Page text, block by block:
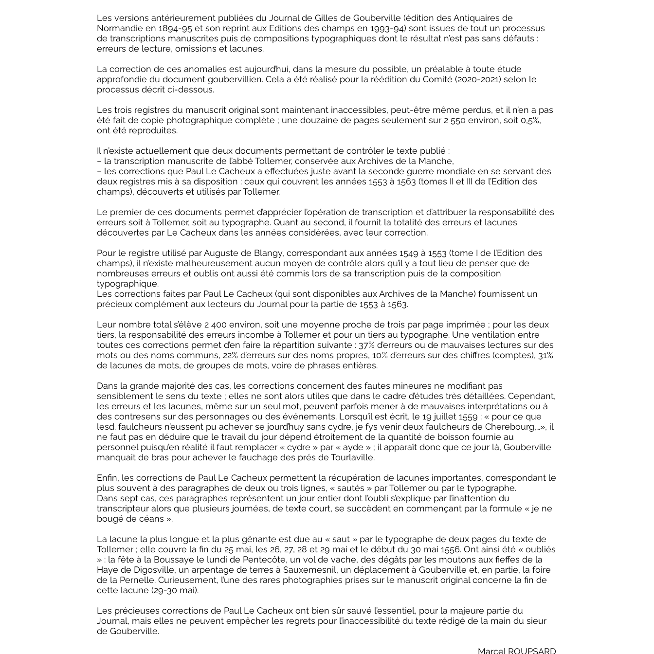
Les versions antérieurement publiées du Journal de Gilles de Gouberville (édition des Antiquaires de
Normandie en 1894-95 et son reprint aux Editions des champs en 1993-94) sont issues de tout un processus
de transcriptions manuscrites puis de compositions typographiques dont le résultat n’est pas sans défauts :
erreurs de lecture, omissions et lacunes.
La correction de ces anomalies est aujourd’hui, dans la mesure du possible, un préalable à toute étude
approfondie du document goubervillien. Cela a été réalisé pour la réédition du Comité (2020-2021) selon le
processus décrit ci-dessous.
Les trois registres du manuscrit original sont maintenant inaccessibles, peut-être même perdus, et il n’en a pas
été fait de copie photographique complète ; une douzaine de pages seulement sur 2 550 environ, soit 0,5%,
ont été reproduites.
Il n’existe actuellement que deux documents permettant de contrôler le texte publié :
– la transcription manuscrite de l’abbé Tollemer, conservée aux Archives de la Manche,
– les corrections que Paul Le Cacheux a effectuées juste avant la seconde guerre mondiale en se servant des
deux registres mis à sa disposition : ceux qui couvrent les années 1553 à 1563 (tomes II et III de l’Edition des
champs), découverts et utilisés par Tollemer.
Le premier de ces documents permet d’apprécier l’opération de transcription et d’attribuer la responsabilité des
erreurs soit à Tollemer, soit au typographe. Quant au second, il fournit la totalité des erreurs et lacunes
découvertes par Le Cacheux dans les années considérées, avec leur correction.
Pour le registre utilisé par Auguste de Blangy, correspondant aux années 1549 à 1553 (tome I de l’Edition des
champs), il n’existe malheureusement aucun moyen de contrôle alors qu’il y a tout lieu de penser que de
nombreuses erreurs et oublis ont aussi été commis lors de sa transcription puis de la composition
typographique.
Les corrections faites par Paul Le Cacheux (qui sont disponibles aux Archives de la Manche) fournissent un
précieux complément aux lecteurs du Journal pour la partie de 1553 à 1563.
Leur nombre total s’élève 2 400 environ, soit une moyenne proche de trois par page imprimée ; pour les deux
tiers, la responsabilité des erreurs incombe à Tollemer et pour un tiers au typographe. Une ventilation entre
toutes ces corrections permet d’en faire la répartition suivante : 37% d’erreurs ou de mauvaises lectures sur des
mots ou des noms communs, 22% d’erreurs sur des noms propres, 10% d’erreurs sur des chiffres (comptes), 31%
de lacunes de mots, de groupes de mots, voire de phrases entières.
Dans la grande majorité des cas, les corrections concernent des fautes mineures ne modifiant pas
sensiblement le sens du texte ; elles ne sont alors utiles que dans le cadre d’études très détaillées. Cependant,
les erreurs et les lacunes, même sur un seul mot, peuvent parfois mener à de mauvaises interprétations ou à
des contresens sur des personnages ou des événements. Lorsqu’il est écrit, le 19 juillet 1559 : « pour ce que
lesd. faulcheurs n’eussent pu achever se jourd’huy sans cydre, je fys venir deux faulcheurs de Cherebourg,…», il
ne faut pas en déduire que le travail du jour dépend étroitement de la quantité de boisson fournie au
personnel puisqu’en réalité il faut remplacer « cydre » par « ayde » ; il apparaît donc que ce jour là, Gouberville
manquait de bras pour achever le fauchage des prés de Tourlaville.
Enfin, les corrections de Paul Le Cacheux permettent la récupération de lacunes importantes, correspondant le
plus souvent à des paragraphes de deux ou trois lignes, « sautés » par Tollemer ou par le typographe.
Dans sept cas, ces paragraphes représentent un jour entier dont l’oubli s’explique par l’inattention du
transcripteur alors que plusieurs journées, de texte court, se succèdent en commençant par la formule « je ne
bougé de céans ».
La lacune la plus longue et la plus gênante est due au « saut » par le typographe de deux pages du texte de
Tollemer ; elle couvre la fin du 25 mai, les 26, 27, 28 et 29 mai et le début du 30 mai 1556. Ont ainsi été « oubliés
» : la fête à la Boussaye le lundi de Pentecôte, un vol de vache, des dégâts par les moutons aux fieffes de la
Haye de Digosville, un arpentage de terres à Sauxemesnil, un déplacement à Gouberville et, en partie, la foire
de la Pernelle. Curieusement, l’une des rares photographies prises sur le manuscrit original concerne la fin de
cette lacune (29-30 mai).
Les précieuses corrections de Paul Le Cacheux ont bien sûr sauvé l’essentiel, pour la majeure partie du
Journal, mais elles ne peuvent empêcher les regrets pour l’inaccessibilité du texte rédigé de la main du sieur
de Gouberville.
Marcel ROUPSARD